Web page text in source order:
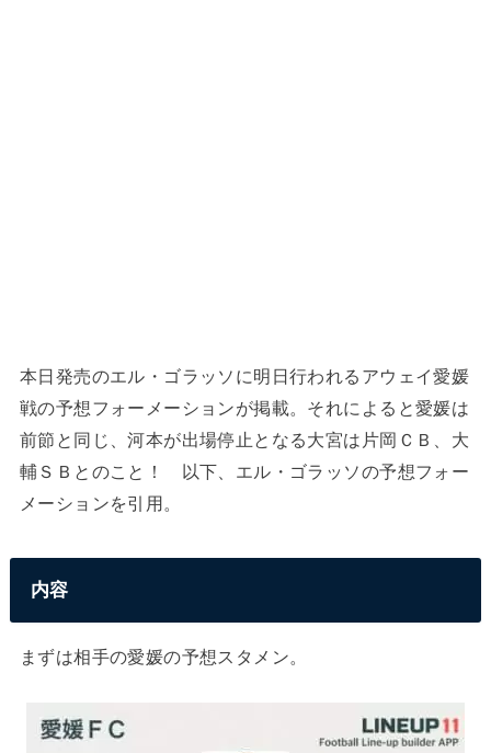
本日発売のエル・ゴラッソに明日行われるアウェイ愛媛
戦の予想フォーメーションが掲載。それによると愛媛は
前節と同じ、河本が出場停止となる大宮は片岡ＣＢ、大
輔ＳＢとのこと！ 以下、エル・ゴラッソの予想フォー
メーションを引用。
内容
まずは相手の愛媛の予想スタメン。